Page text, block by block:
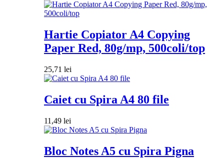
Hartie Copiator A4 Copying
Paper Red, 80g/mp, 500coli/top
25,71 lei
Caiet cu Spira A4 80 file
11,49 lei
Bloc Notes A5 cu Spira Pigna